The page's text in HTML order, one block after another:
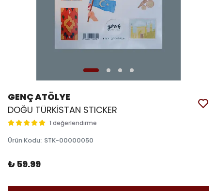
GENÇ ATÖLYE
DOĞU TÜRKİSTAN STICKER
1 değerlendirme
Ürün Kodu: STK-00000050
₺ 59.99